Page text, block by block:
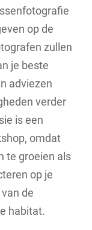
op de
zullen
je beste
adviezen
verder
is een
omdat
te groeien als
op je
de
habitat.